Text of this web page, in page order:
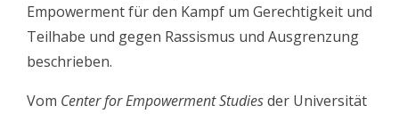
Empowerment für den Kampf um Gerechtigkeit und
Teilhabe und gegen Rassismus und Ausgrenzung
beschrieben.
Vom Center for Empowerment Studiesder Universität